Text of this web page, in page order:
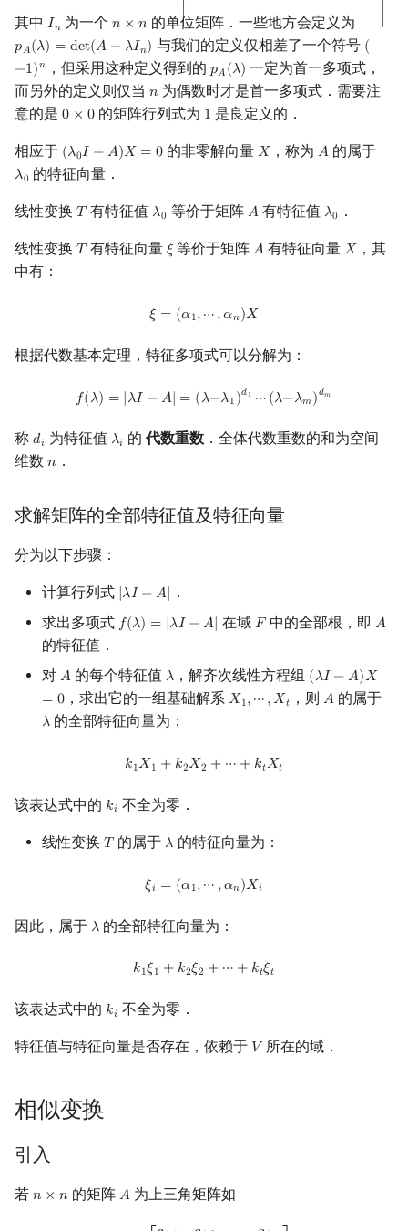
∣
其中 𝐼𝑛
In 为一个𝑛 × 𝑛
n ×n 的单位矩阵．一些地方会定义为
𝑝𝐴(𝜆) = det(𝐴 − 𝜆𝐼𝑛)
pA(λ)= det(A−λI n) 与我们的定义仅相差了一个符号 (
−1)𝑛
(−
，但采用这种定义得到的 𝑝𝐴(𝜆)
pA(λ) 一定为首一多项式，
而另外的定义则仅当 𝑛
n 为偶数时才是首一多项式．需要注
意的是 0 × 0
0 ×0 的矩阵行列式为 1
1 是良定义的．
相应于 (𝜆0𝐼 −𝐴)𝑋 = 0
(λ0I− A) X=0 的非零解向量𝑋
X ，称为 𝐴
A的属于
𝜆0
λ0 的特征向量．
线性变换 𝑇
T 有特征值 𝜆0
λ0 等价于矩阵 𝐴
A有特征值 𝜆0
λ0 ．
线性变换 𝑇
T 有特征向量𝜉
ξ 等价于矩阵𝐴
A 有特征向量𝑋
X ，其
中有：
𝜉 = (𝛼1,⋯,𝛼𝑛)𝑋
ξ= (α1 ⋯, αn X
根据代数基本定理，特征多项式可以分解为：
𝑓(𝜆) = |𝜆𝐼 −𝐴| = (𝜆−𝜆1)𝑑1 ⋯(𝜆−𝜆𝑚)𝑑𝑚
f (λ) = | λI −A |= λ− λ 1)d1 ⋯(λ −λ m)d m
称 𝑑𝑖
di 为特征值 𝜆𝑖
λi 的代数重数 ．全体代数重数的和为空间
维数 𝑛
n ．
求解矩阵的全部特征值及特征向量
分为以下步骤：
计算行列式 |𝜆𝐼 −𝐴|
|λI−A|
．
求出多项式 𝑓(𝜆) = |𝜆𝐼 −𝐴|
f(λ)= |λI −A| 在域 𝐹
F 中的全部根，即 𝐴
A
的特征值．
对 𝐴
A 的每个特征值 𝜆
λ ，解齐次线性方程组 (𝜆𝐼 −𝐴)𝑋
= 0
(λI− A) X=0
，求出它的一组基础解系 𝑋1,⋯,𝑋𝑡
X1,⋯,Xt ，则𝐴
A 的属于
𝜆
λ 的全部特征向量为：
𝑘1𝑋1 + 𝑘2𝑋2 + ⋯ + 𝑘𝑡𝑋𝑡
k1 X1 +k2X2 +⋯+ kt Xt
该表达式中的 𝑘𝑖
ki 不全为零．
线性变换 𝑇
T 的属于 𝜆
λ 的特征向量为：
𝜉𝑖 = (𝛼1,⋯ ,𝛼𝑛)𝑋𝑖
ξi= (α1 ⋯, n X i
因此，属于 𝜆
λ 的全部特征向量为：
𝑘1𝜉1 + 𝑘2𝜉2 + ⋯ + 𝑘𝑡𝜉𝑡
k1 ξ1+k2ξ2 +⋯+ kt ξt
该表达式中的 𝑘𝑖
ki 不全为零．
特征值与特征向量是否存在，依赖于 𝑉
V 所在的域．
相似变换
引入
若 𝑛 × 𝑛
n ×n 的矩阵 𝐴
A为上三角矩阵如